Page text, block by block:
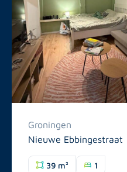
Groningen
Nieuwe Ebbingestraat
39 m² 1